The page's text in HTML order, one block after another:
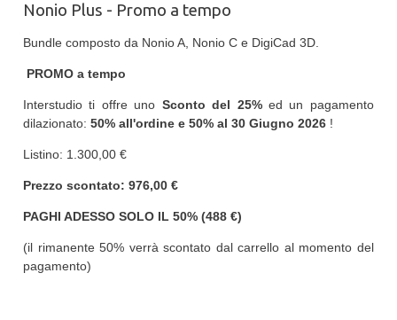
Nonio Plus - Promo a tempo
Bundle composto da Nonio A, Nonio C e DigiCad 3D.
PROMO a tempo
Interstudio ti offre uno Sconto del 25%ed un pagamento
dilazionato:50% all'ordine e 50% al30 Giugno 2026 !
Listino: 1.300,00 €
Prezzo scontato: 976,00 €
PAGHI ADESSO SOLO IL 50% (488 €)
(il rimanente 50% verrà scontato dal carrello al momento del
pagamento)